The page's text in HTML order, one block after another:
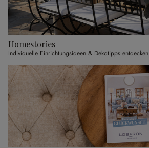
Homestories
Individuelle Einrichtungsideen & Dekotipps entdecken